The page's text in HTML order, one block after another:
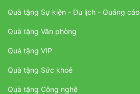
Quà tặng Sự kiện - Du lịch - Quảng cáo
Quà tặng Văn phòng
Quà tặng VIP
Quà tặng Sức khoẻ
Quà tặng Công nghệ